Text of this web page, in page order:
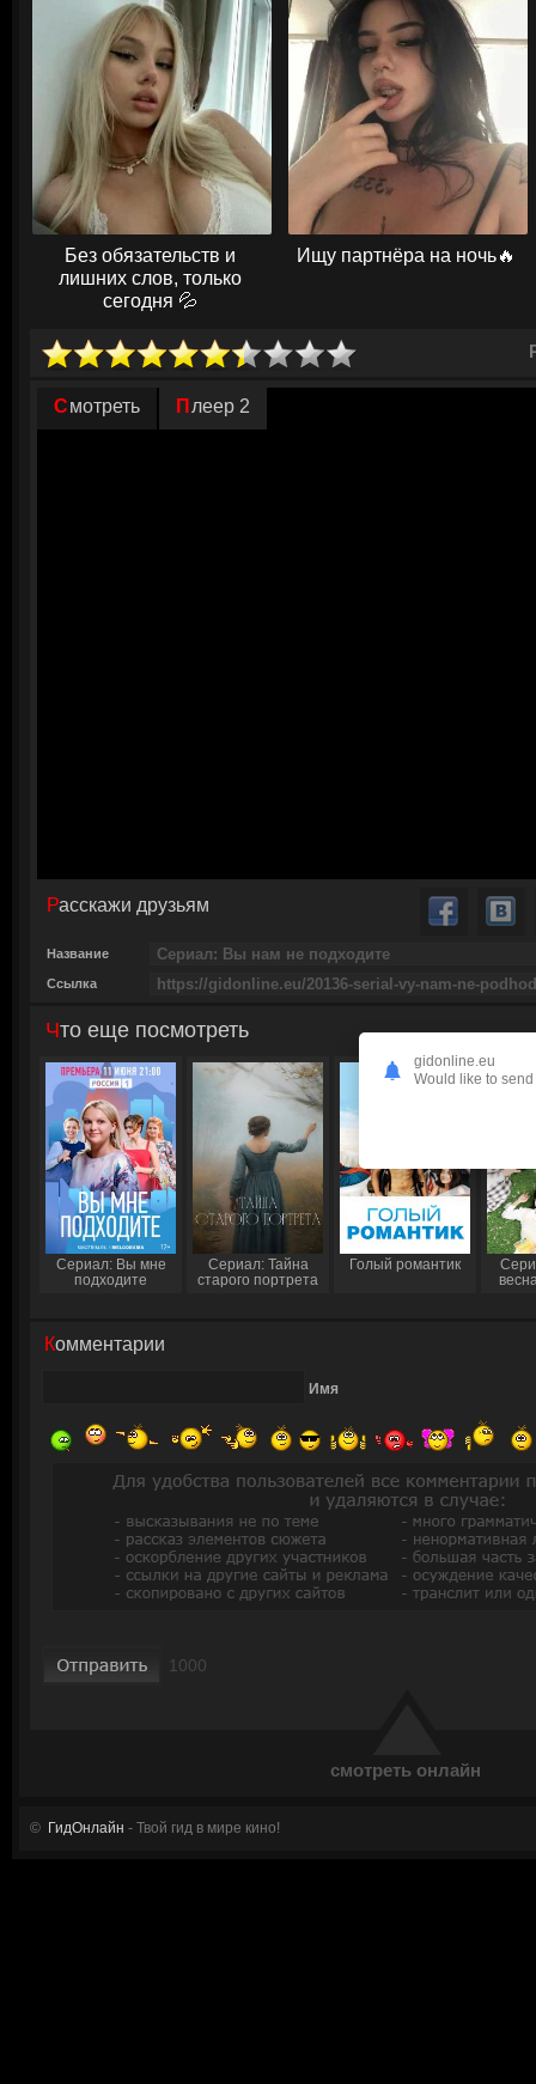
смотреть онлайн
что тоже был девственником и боялся её разочарования. Это
и обидчиков, и друзьям предстоит понять, возможно ли построить
двойного обмана и профессиональных амбиций.© ГидОнлайн
Без обязательств и
лишних слов, только
сегодня 💦
Ищу партнёра на ночь🔥
Смотреть Плеер 2
Расскажи друзьям
Название
Ссылка
Что еще посмотреть
Сериал: Вы мне
подходите
Сериал: Тайна
старого портрета
Голый романтик
Комментарии
Имя
© ГидОнлайн - Твой гид в мире кино!
gidonline.eu
Would like to